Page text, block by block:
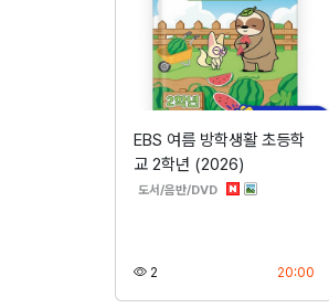
EBS 여름 방학생활 초등학
교 2학년 (2026)
도서/음반/DVD분류
2 20:00등록